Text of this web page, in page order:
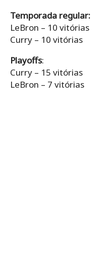
Temporada regular:
LeBron – 10 vitórias
Curry – 10 vitórias
Playoffs:
Curry – 15 vitórias
LeBron – 7 vitórias